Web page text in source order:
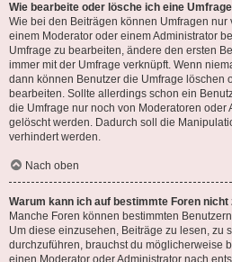
Wie bearbeite oder lösche ich eine
Wie bei den Beiträgen können Umfragen nur
einem Moderator oder einem Administrator
Umfrage zu bearbeiten, ändere den ersten
immer mit der Umfrage verknüpft. Wenn
dann können Benutzer die Umfrage löschen
bearbeiten. Sollte allerdings schon ein
die Umfrage nur noch von Moderatoren oder
gelöscht werden. Dadurch soll die
verhindert werden.
Nach oben
Warum kann ich auf bestimmte Foren nicht
Manche Foren können bestimmten
Um diese einzusehen, Beiträge zu lesen, zu
durchzuführen, brauchst du möglicherweise
einen Moderator oder Administrator nach